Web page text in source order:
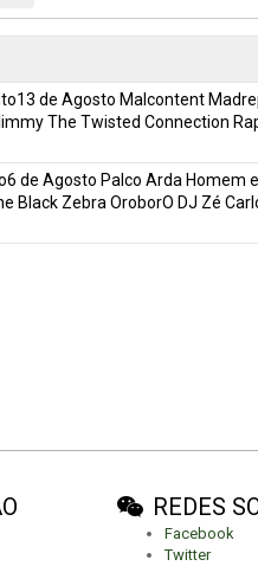
de Agosto Malcontent
The Twisted Connection
de Agosto Palco Arda Homem
Black Zebra OroborO DJ Zé
REDES
Facebook
Twitter